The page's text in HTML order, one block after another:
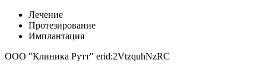
Лечение
Протезирование
Имплантация
ООО "Клиника Рутт" erid:2VtzquhNzRC